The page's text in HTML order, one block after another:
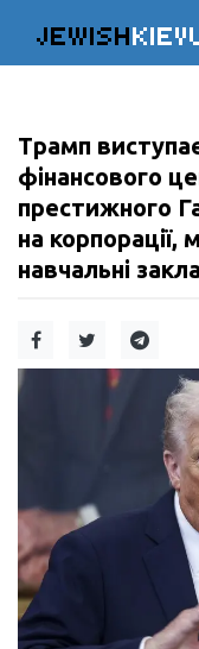
JEWISH
Трамп
фінансового
престижного
на корпорації,
навчальні